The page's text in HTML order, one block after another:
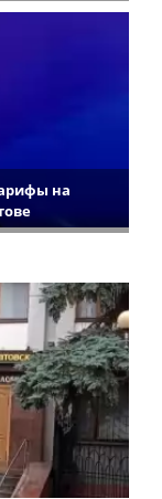
на